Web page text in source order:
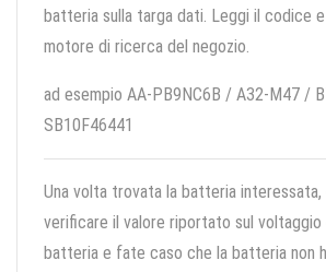
batteria sulla targa dati. Leggi il codice e
motore di ricerca del negozio.
ad esempio AA-PB9NC6B / A32-M47 /
SB10F46441
Una volta trovata la batteria
verificare il valore riportato sul voltaggio
batteria e fate caso che la batteria non